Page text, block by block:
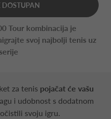
DOSTUPAN
Tour kombinacija je
svoj najbolji tenis uz
za tenis pojačat će vašu
i udobnost s dodatnom
svoju igru.